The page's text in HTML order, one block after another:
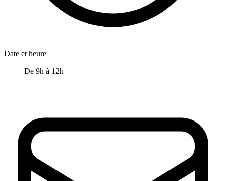
Date et heure
De 9h à 12h